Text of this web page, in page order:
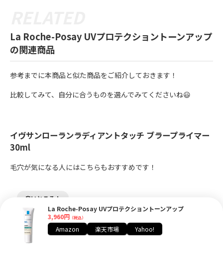
La Roche-Posay UVプロテクショントーンアップ
の関連商品
参考までに本商品と似た商品をご紹介しておきます！
比較してみて、自分に合うものを選んでみてくださいね😃
イヴサンローランラディアントタッチ ブラープライマー
30ml
毛穴が気になる人にはこちらもおすすめです！
良いところ！
✔️ 肌の凹凸をフラットにしてくれる
✔️ メイク崩れを防いでくれる
✔️ ゴールドパールがツヤと素肌感を演出
La Roche-Posay UVプロテクショントーンアップ
3,960円 （税込）
Amazon 楽天市場 Yahoo!